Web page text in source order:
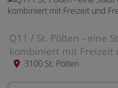
Q11 / St. Pölten - eine
kombiniert mit Freizeit
3100 St. Pölten